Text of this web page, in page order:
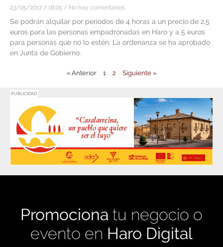
23/05/2017 18:05 No hay comentarios
Se podrán alquilar por periodos de 4 horas a un precio de 2,5
euros para las personas empadronadas en Haro y a 5 euros
para personas que no lo estén. La ordenanza se ha aprobado
en Junta de Gobierno.
« Anterior 1 2 Siguiente »
PUBLICIDAD
Promociona tu negocio o
evento en Haro Digital